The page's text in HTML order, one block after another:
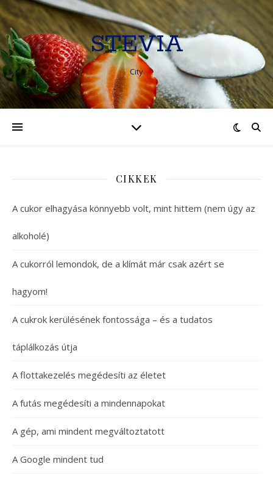
STEVIA
City
CIKKEK
A cukor elhagyása könnyebb volt, mint hittem (nem úgy az
alkoholé)
A cukorról lemondok, de a klímát már csak azért se
hagyom!
A cukrok kerülésének fontossága – és a tudatos
táplálkozás útja
A flottakezelés megédesíti az életet
A futás megédesíti a mindennapokat
A gép, ami mindent megváltoztatott
A Google mindent tud